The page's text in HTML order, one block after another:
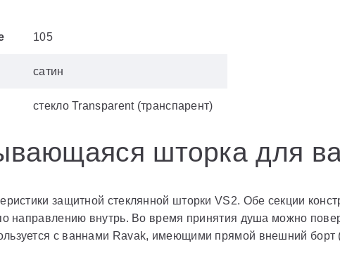
105
сатин
стекло Transparent (транспарент)
шторка для
защитной стеклянной шторки VS2. Обе секции
направлению внутрь. Во время принятия душа можно
с ваннами Ravak, имеющими прямой внешний борт